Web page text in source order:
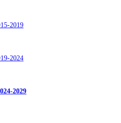
2019
2024
2029